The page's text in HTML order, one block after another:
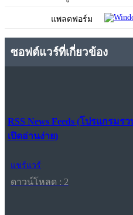
แพลตฟอร์ม
ซอฟต์แวร์ที่เกี่ยวข้อง
RSS News Feeds (โปรแกรม
เปิดอ่านง่าย)
แชร์แวร์
ดาวน์โหลด : 2